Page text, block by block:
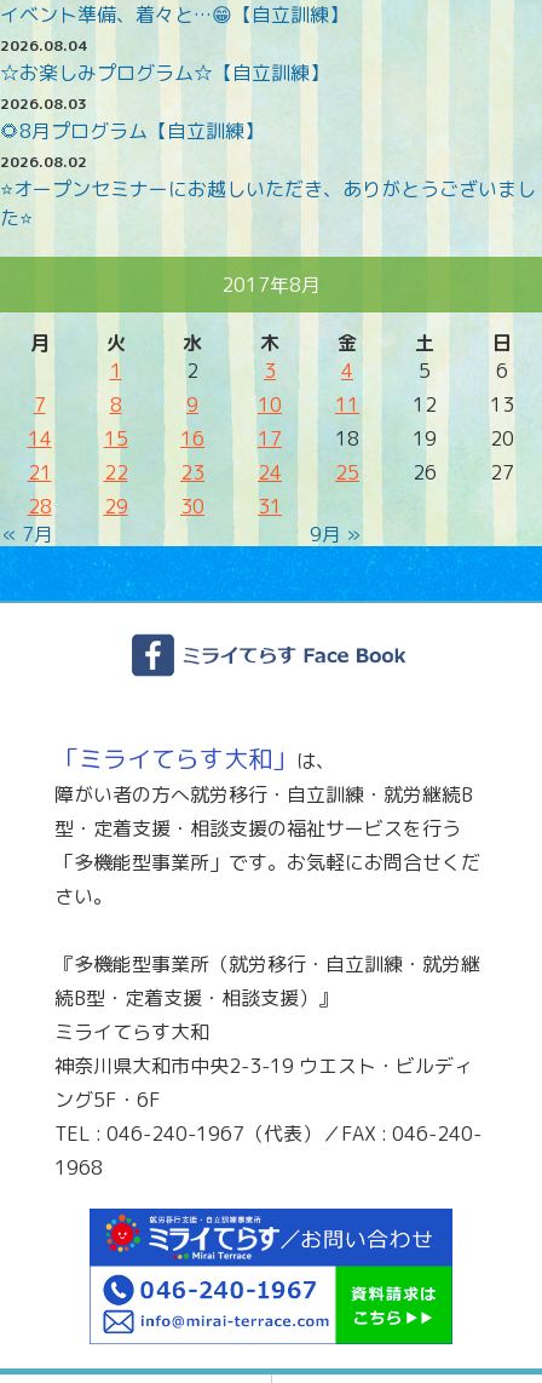
イベント準備、着々と…😁【自立訓練】
2026.08.04
☆お楽しみプログラム☆【自立訓練】
2026.08.03
🌻8月プログラム【自立訓練】
2026.08.02
⭐オープンセミナーにお越しいただき、ありがとうございまし
た⭐
2017年8月
月 火 水 木 金 土 日
« 7月 9月 »
1 2 3 4 5
6
7
8 9 10 11 12
13
14
15 16 17 18 19
20
21
22 23 24 25 26
27
28
29 30 31
「ミライてらす大和」 は、
障がい者の方へ就労移行・自立訓練・就労継続B
型・定着支援・相談支援の福祉サービスを行う
「多機能型事業所」です。お気軽にお問合せくだ
さい。
『多機能型事業所（就労移行・自立訓練・就労継
続B型・定着支援・相談支援）』
ミライてらす大和
神奈川県大和市中央2-3-19 ウエスト・ビルディ
ング5F・6F
TEL : 046-240-1967（代表）／FAX : 046-240-
1968